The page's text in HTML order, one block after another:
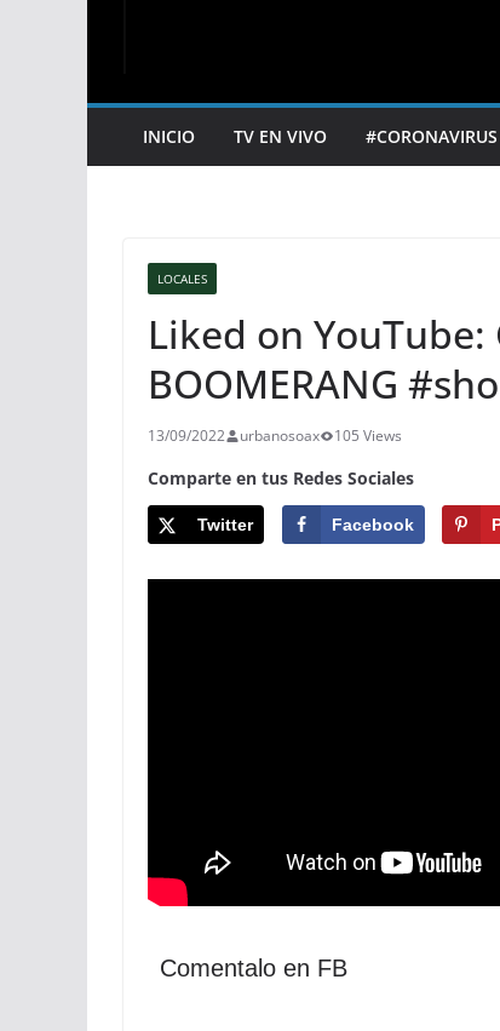
INICIO TV EN VIVO
LOCALES
Liked on YouTube:
BOOMERANG
13/09/2022 urbanosoax 105 Views
Comparte en tus Redes Sociales
Twitter Facebook
Comentalo en FB